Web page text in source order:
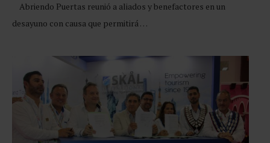
Abriendo Puertas reunió a aliados y benefactores en un
desayuno con causa que permitirá …